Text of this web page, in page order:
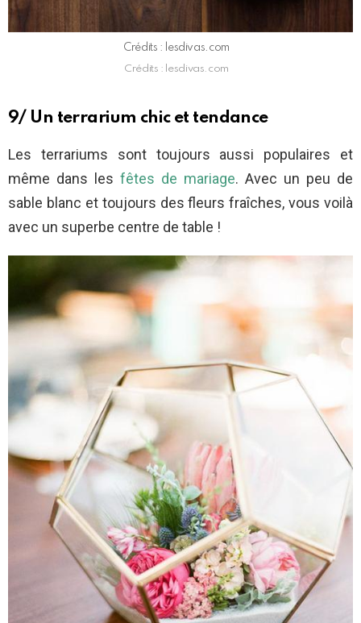
Crédits : lesdivas.com
Crédits : lesdivas.com
9/ Un terrarium chic et tendance
Les terrariums sont toujours aussi populaires et
même dans les fêtes de mariage. Avec un peu de
sable blanc et toujours des fleurs fraîches, vous voilà
avec un superbe centre de table !